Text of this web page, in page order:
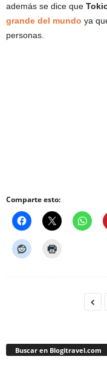
además se dice que
grande del mundo ya
personas.
Comparte esto:
Buscar en Blogitravel.com